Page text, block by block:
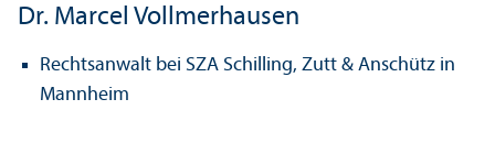
Dr. Marcel Vollmerhausen
Rechts­anwalt bei SZA Schilling, Zutt & Anschütz in
Mannheim